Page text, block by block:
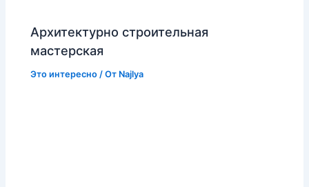
Архитектурно строительная
мастерская
Это интересно / От Najlya